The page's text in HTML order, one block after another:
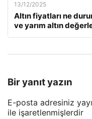
13/12/2025
Altın fiyatları ne
ve yarım altın
Bir yanıt yazın
E-posta adresiniz
ile işaretlenmişlerdir